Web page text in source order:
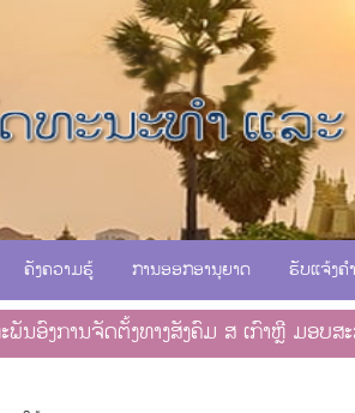
ຄັງຄວາມຮູ້ ການອອກອານຸຍາດ ຮັບແຈ້ງຄ
ພັນອົງການຈັດຕັ້ງທາງສັງຄົມ ສ ເກົາຫຼີ ມອບ